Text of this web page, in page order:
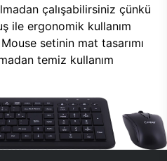
çalışabilirsiniz çünkü
ile ergonomik kullanım
setinin mat tasarımı
temiz kullanım